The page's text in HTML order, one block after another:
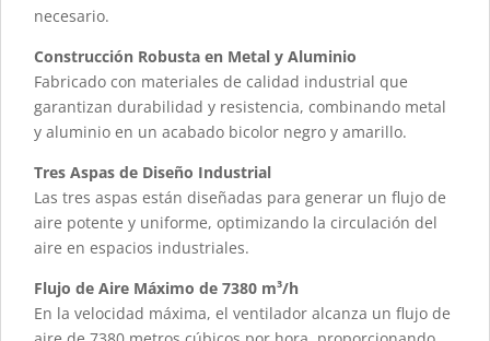
necesario.
Construcción Robusta en Metal y Aluminio
Fabricado con materiales de calidad industrial que
garantizan durabilidad y resistencia, combinando metal
y aluminio en un acabado bicolor negro y amarillo.
Tres Aspas de Diseño Industrial
Las tres aspas están diseñadas para generar un flujo de
aire potente y uniforme, optimizando la circulación del
aire en espacios industriales.
Flujo de Aire Máximo de 7380 m³/h
En la velocidad máxima, el ventilador alcanza un flujo de